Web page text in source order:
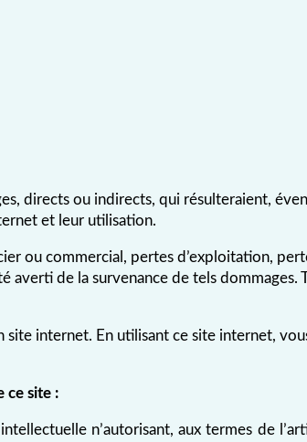
directs ou indirects, qui résulteraient,
et leur utilisation.
ou commercial, pertes d’exploitation,
averti de la survenance de tels dommages.
internet. En utilisant ce site internet,
ce site :
n’autorisant, aux termes de